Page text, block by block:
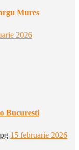
Mures
2026
Bucuresti
15 februarie 2026